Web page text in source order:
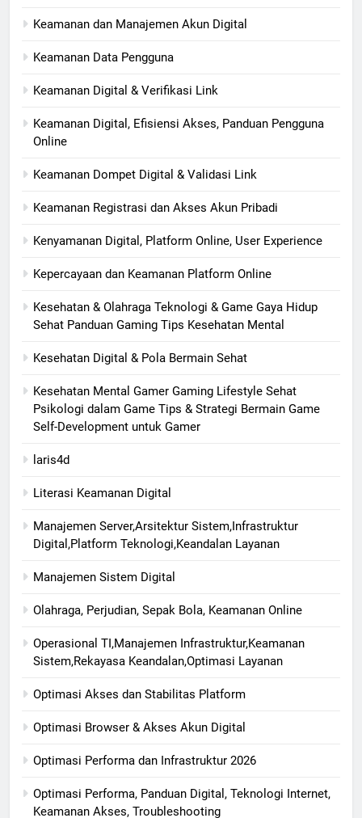
Keamanan dan Manajemen Akun Digital
Keamanan Data Pengguna
Keamanan Digital & Verifikasi Link
Keamanan Digital, Efisiensi Akses, Panduan Pengguna
Online
Keamanan Dompet Digital & Validasi Link
Keamanan Registrasi dan Akses Akun Pribadi
Kenyamanan Digital, Platform Online, User Experience
Kepercayaan dan Keamanan Platform Online
Kesehatan & Olahraga Teknologi & Game Gaya Hidup
Sehat Panduan Gaming Tips Kesehatan Mental
Kesehatan Digital & Pola Bermain Sehat
Kesehatan Mental Gamer Gaming Lifestyle Sehat
Psikologi dalam Game Tips & Strategi Bermain Game
Self-Development untuk Gamer
laris4d
Literasi Keamanan Digital
Manajemen Server,Arsitektur Sistem,Infrastruktur
Digital,Platform Teknologi,Keandalan Layanan
Manajemen Sistem Digital
Olahraga, Perjudian, Sepak Bola, Keamanan Online
Operasional TI,Manajemen Infrastruktur,Keamanan
Sistem,Rekayasa Keandalan,Optimasi Layanan
Optimasi Akses dan Stabilitas Platform
Optimasi Browser & Akses Akun Digital
Optimasi Performa dan Infrastruktur 2026
Optimasi Performa, Panduan Digital, Teknologi Internet,
Keamanan Akses, Troubleshooting